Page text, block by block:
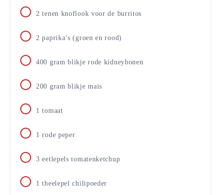
2 tenen knoflook voor de burritos
2 paprika’s (groen en rood)
400 gram blikje rode kidneybonen
200 gram blikje mais
1 tomaat
1 rode peper
3 eetlepels tomatenketchup
1 theelepel chilipoeder